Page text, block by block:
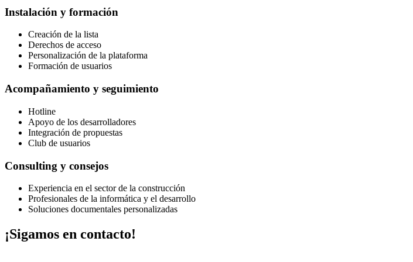
Instalación y formación
Creación de la lista
Derechos de acceso
Personalización de la plataforma
Formación de usuarios
Acompañamiento y seguimiento
Hotline
Apoyo de los desarrolladores
Integración de propuestas
Club de usuarios
Consulting y consejos
Experiencia en el sector de la construcción
Profesionales de la informática y el desarrollo
Soluciones documentales personalizadas
¡Sigamos en contacto!